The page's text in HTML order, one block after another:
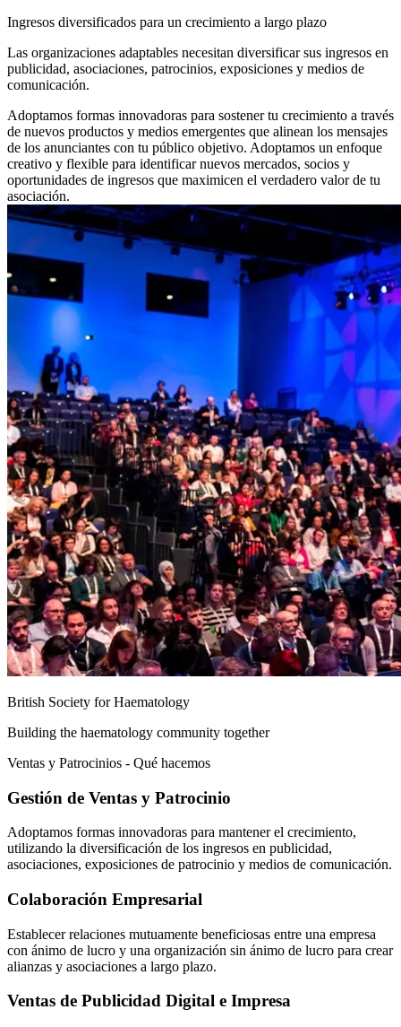
Ingresos diversificados para un crecimiento a largo plazo
Las organizaciones adaptables necesitan diversificar sus ingresos en
publicidad, asociaciones, patrocinios, exposiciones y medios de
comunicación.
Adoptamos formas innovadoras para sostener tu crecimiento a través
de nuevos productos y medios emergentes que alinean los mensajes
de los anunciantes con tu público objetivo. Adoptamos un enfoque
creativo y flexible para identificar nuevos mercados, socios y
oportunidades de ingresos que maximicen el verdadero valor de tu
asociación.
British Society for Haematology
Building the haematology community together
Ventas y Patrocinios - Qué hacemos
Gestión de Ventas y Patrocinio
Adoptamos formas innovadoras para mantener el crecimiento,
utilizando la diversificación de los ingresos en publicidad,
asociaciones, exposiciones de patrocinio y medios de comunicación.
Colaboración Empresarial
Establecer relaciones mutuamente beneficiosas entre una empresa
con ánimo de lucro y una organización sin ánimo de lucro para crear
alianzas y asociaciones a largo plazo.
Ventas de Publicidad Digital e Impresa